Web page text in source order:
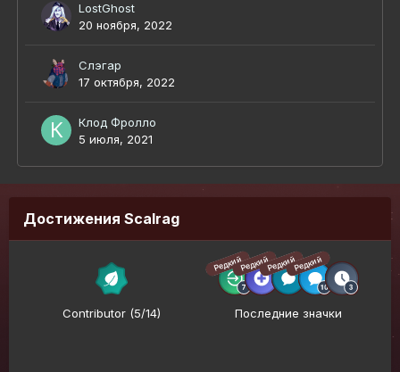
LostGhost
20 ноября, 2022
Слэгар
17 октября, 2022
Клод Фролло
5 июля, 2021
Достижения Scalrag
Contributor (5/14)
РедкийРедкийРедкийРедкий
Последние значки